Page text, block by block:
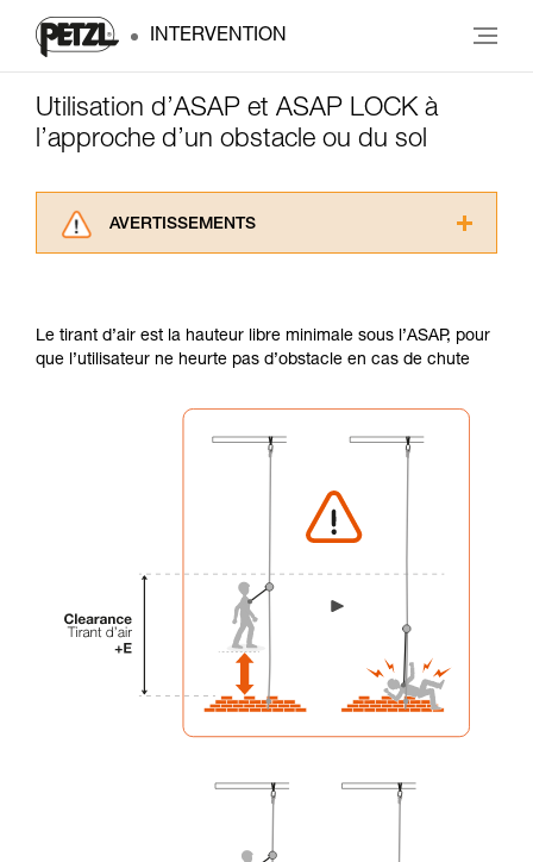
INTERVENTION
Utilisation d’ASAP et ASAP LOCK à
l’approche d’un obstacle ou du sol
AVERTISSEMENTS
informations de la notice technique pour
pouvoir comprendre ce complément
Maîtriser ces techniques nécessite une
formation et un entraînement spécifique. Validez
avec un professionnel votre capacité à refaire
de la reproduire en autonomie.
Nous donnons des exemples de techniques
que nous ne décrivons pas ici.
Le tirant d’air est la hauteur libre minimale sous l’ASAP, pour
que l’utilisateur ne heurte pas d’obstacle en cas de chute